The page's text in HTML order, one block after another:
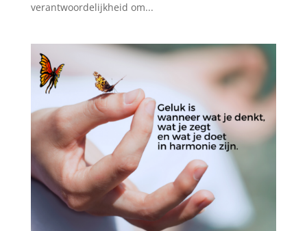
verantwoordelijkheid om...